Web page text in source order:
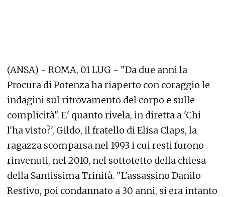
(ANSA) - ROMA, 01 LUG - "Da due anni la
Procura di Potenza ha riaperto con coraggio le
indagini sul ritrovamento del corpo e sulle
complicità". E' quanto rivela, in diretta a 'Chi
l'ha visto?', Gildo, il fratello di Elisa Claps, la
ragazza scomparsa nel 1993 i cui resti furono
rinvenuti, nel 2010, nel sottotetto della chiesa
della Santissima Trinità. "L'assassino Danilo
Restivo, poi condannato a 30 anni, si era intanto